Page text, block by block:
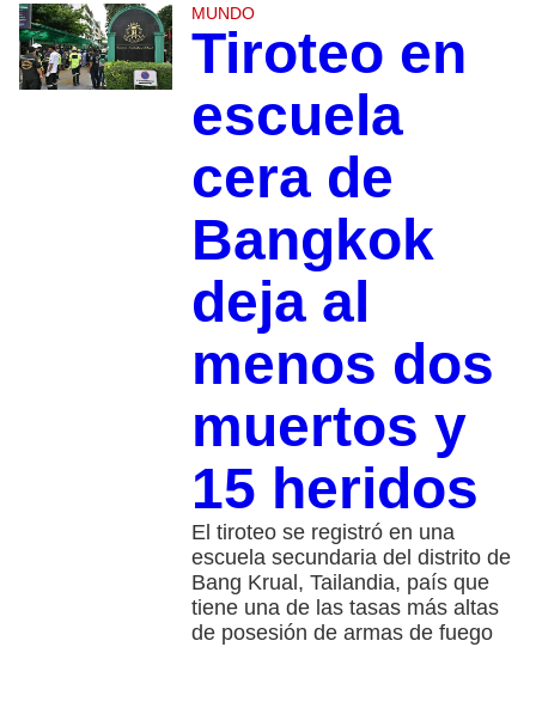
MUNDO
Tiroteo en
escuela
cera de
Bangkok
deja al
menos dos
muertos y
15 heridos
El tiroteo se registró en una
escuela secundaria del distrito de
Bang Krual, Tailandia, país que
tiene una de las tasas más altas
de posesión de armas de fuego